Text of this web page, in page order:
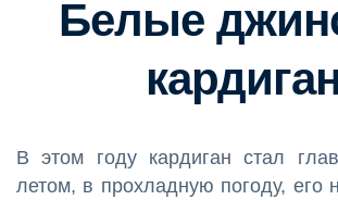
Белые
В этом году кардиган стал
летом, в прохладную погоду, его